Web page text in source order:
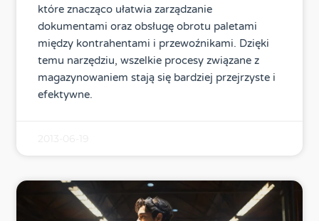
które znacząco ułatwia zarządzanie
dokumentami oraz obsługę obrotu paletami
między kontrahentami i przewoźnikami. Dzięki
temu narzędziu, wszelkie procesy związane z
magazynowaniem stają się bardziej przejrzyste i
efektywne.